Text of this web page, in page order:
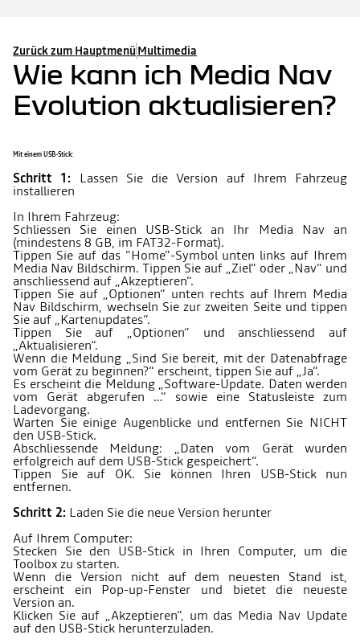
Zurück zum Hauptmenü Multimedia
Wie kann ich Media Nav
Evolution aktualisieren?
Mit einem USB-Stick:
Schritt 1: Lassen Sie die Version auf Ihrem Fahrzeug
installieren
In Ihrem Fahrzeug:
Schliessen Sie einen USB-Stick an Ihr Media Nav an
(mindestens 8 GB, im FAT32-Format).
Tippen Sie auf das "Home"-Symbol unten links auf Ihrem
Media Nav Bildschirm. Tippen Sie auf „Ziel“ oder „Nav“ und
anschliessend auf „Akzeptieren“.
Tippen Sie auf „Optionen“ unten rechts auf Ihrem Media
Nav Bildschirm, wechseln Sie zur zweiten Seite und tippen
Sie auf „Kartenupdates“.
Tippen Sie auf „Optionen“ und anschliessend auf
„Aktualisieren“.
Wenn die Meldung „Sind Sie bereit, mit der Datenabfrage
vom Gerät zu beginnen?“ erscheint, tippen Sie auf „Ja“.
Es erscheint die Meldung „Software-Update. Daten werden
vom Gerät abgerufen …“ sowie eine Statusleiste zum
Ladevorgang.
Warten Sie einige Augenblicke und entfernen Sie NICHT
den USB-Stick.
Abschliessende Meldung: „Daten vom Gerät wurden
erfolgreich auf dem USB-Stick gespeichert“.
Tippen Sie auf OK. Sie können Ihren USB-Stick nun
entfernen.
Schritt 2: Laden Sie die neue Version herunter
Auf Ihrem Computer:
Stecken Sie den USB-Stick in Ihren Computer, um die
Toolbox zu starten.
Wenn die Version nicht auf dem neuesten Stand ist,
erscheint ein Pop-up-Fenster und bietet die neueste
Version an.
Klicken Sie auf „Akzeptieren“, um das Media Nav Update
auf den USB-Stick herunterzuladen.